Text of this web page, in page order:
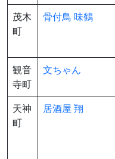
茂木
町
骨付鳥 味鶴
観音
寺町
文ちゃん
天神
町
居酒屋 翔